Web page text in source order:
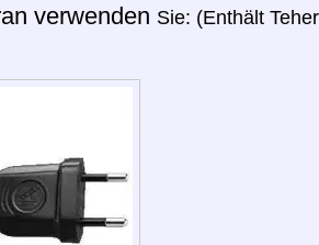
verwenden Sie: (Enthält